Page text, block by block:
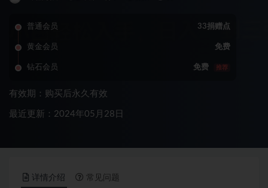
普通会员 33捐赠点
黄金会员 免费
钻石会员 免费 推荐
有效期：购买后永久有效
最近更新：2024年05月28日
详情介绍 常见问题